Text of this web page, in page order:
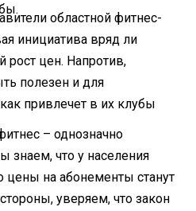
областной фитнес-
инициатива вряд ли
рост цен. Напротив,
полезен и для
привлечет в их клубы
– однозначно
знаем, что у населения
цены на абонементы станут
уверяем, что закон